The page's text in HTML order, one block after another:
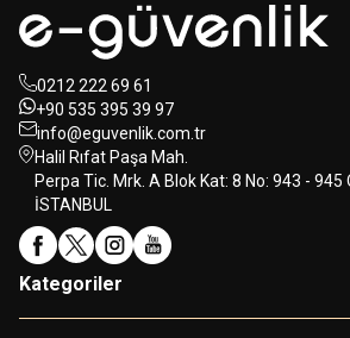
0212 222 69 61
+90 535 395 39 97
info@eguvenlik.com.tr
Halil Rıfat Paşa Mah.
Perpa Tic. Mrk. A Blok Kat: 8 No: 943 - 945
İSTANBUL
Kategoriler